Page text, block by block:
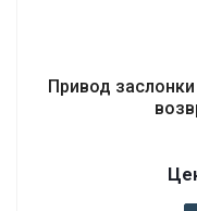
Привод заслонки